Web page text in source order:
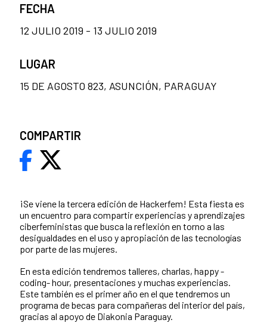
¡Se viene la tercera edición de Hackerfem! Esta fiesta es
un encuentro para compartir experiencias y aprendizajes
ciberfeministas que busca la reflexión en torno a las
desigualdades en el uso y apropiación de las tecnologías
por parte de las mujeres.
En esta edición tendremos talleres, charlas, happy -
coding- hour, presentaciones y muchas experiencias.
Este también es el primer año en el que tendremos un
programa de becas para compañeras del interior del país,
gracias al apoyo de Diakonia Paraguay.
FECHA
12 JULIO 2019 - 13 JULIO 2019
LUGAR
15 DE AGOSTO 823, ASUNCIÓN, PARAGUAY
COMPARTIR